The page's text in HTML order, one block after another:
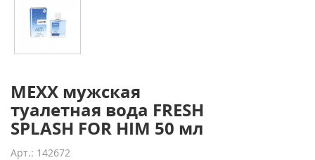
MEXX мужская
туалетная вода FRESH
SPLASH FOR HIM 50 мл
Арт.: 142672